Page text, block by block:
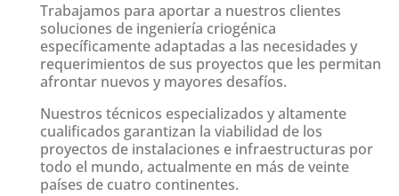
Trabajamos para aportar a nuestros clientes
soluciones de ingeniería criogénica
específicamente adaptadas a las necesidades y
requerimientos de sus proyectos que les permitan
afrontar nuevos y mayores desafíos.
Nuestros técnicos especializados y altamente
cualificados garantizan la viabilidad de los
proyectos de instalaciones e infraestructuras por
todo el mundo, actualmente en más de veinte
países de cuatro continentes.